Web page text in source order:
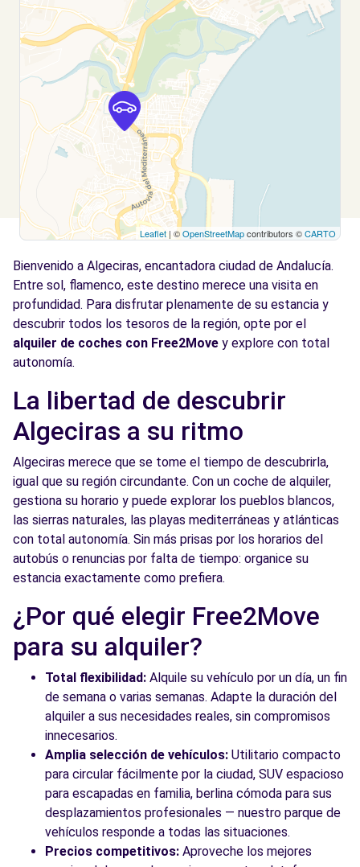
Los Barrios, 11379
Ver agencia
Free2move Rent - BAHIAMOVIL - Algeciras
(O)
A-7
Los Barrios, ES-CA, 11379
Free2move Rent - MAAS EXCLUSIVAS PONT 6.9
km
Crta. Nacional 152A
Granollers, 08403
Free2Move Rent - PROVECAR, S.L -
ALBACETE (O)
CTRA. MAHORA
ALBACETE, 02006
Ver agencia
Free2Move Rent - PROVECAR, S.L -
ALBACETE (P)
6.9
CTRA. MAHORA
Ver agencia
Free2move Rent - MAAS EXCLUSIVAS PONT
- GRANOLLERS (C)
6.9
km
Crta. Nacional 152A
Granollers, 08403
Ver agencia
Ver todas las agencias
Leaflet | ©OpenStreetMapcontributors ©CARTO
Bienvenido a Algeciras, encantadora ciudad de Andalucía.
Entre sol, flamenco, este destino merece una visita en
profundidad. Para disfrutar plenamente de su estancia y
descubrir todos los tesoros de la región, opte por el
alquiler de coches con Free2Move y explore con total
autonomía.
La libertad de descubrir
Algeciras a su ritmo
Algeciras merece que se tome el tiempo de descubrirla,
igual que su región circundante. Con un coche de alquiler,
gestiona su horario y puede explorar los pueblos blancos,
las sierras naturales, las playas mediterráneas y atlánticas
con total autonomía. Sin más prisas por los horarios del
autobús o renuncias por falta de tiempo: organice su
estancia exactamente como prefiera.
¿Por qué elegir Free2Move
para su alquiler?
Total flexibilidad: Alquile su vehículo por un día, un fin
de semana o varias semanas. Adapte la duración del
alquiler a sus necesidades reales, sin compromisos
innecesarios.
Amplia selección de vehículos: Utilitario compacto
para circular fácilmente por la ciudad, SUV espacioso
para escapadas en familia, berlina cómoda para sus
desplazamientos profesionales — nuestro parque de
vehículos responde a todas las situaciones.
Precios competitivos: Aproveche los mejores